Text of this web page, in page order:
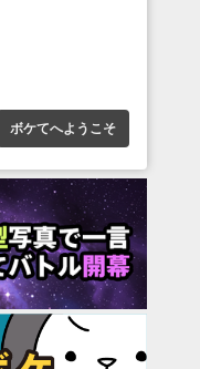
ボケてへようこそ